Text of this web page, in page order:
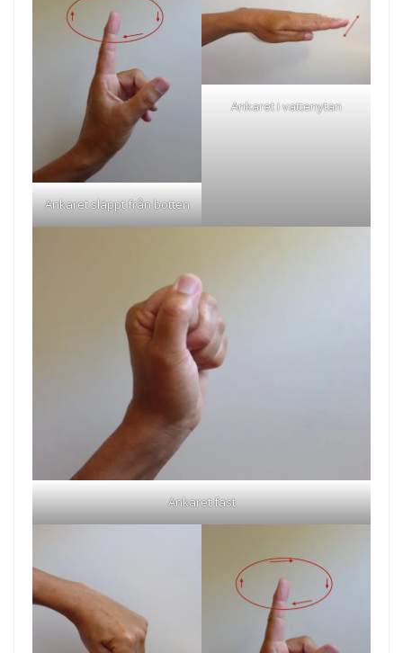
Ankaret släppt från botten
Ankaret i vattenytan
Ankaret fast